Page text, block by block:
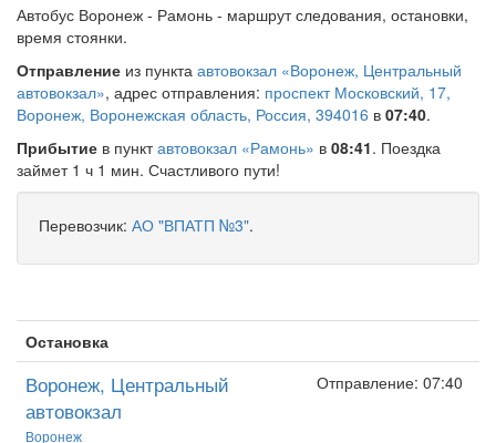
Автобус Воронеж - Рамонь - маршрут следования, остановки,
время стоянки.
Отправление из пункта автовокзал «Воронеж, Центральный
автовокзал», адрес отправления: проспект Московский, 17,
Воронеж, Воронежская область, Россия, 394016 в 07:40.
Прибытие в пунктавтовокзал «Рамонь» в 08:41. Поездка
займет 1 ч 1 мин. Счастливого пути!
Перевозчик: АО "ВПАТП №3".
Остановка
Воронеж, Центральный
автовокзал
Воронеж
Отправление: 07:40